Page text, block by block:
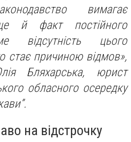
вимагає
й факт постійного
відсутність цього
стає причиною відмов»,
Бляхарська, юрист
обласного осередку
на відстрочку